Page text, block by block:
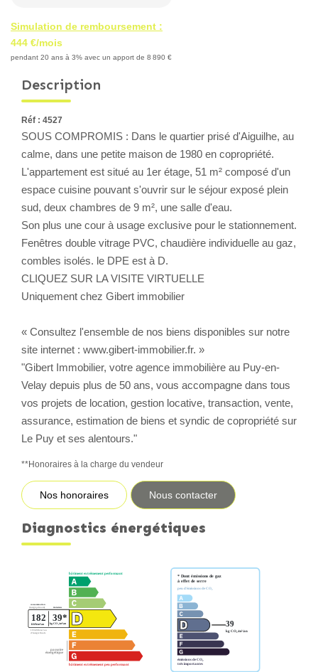
Newsletters
Nous Rejoindre
CONTACT
Simulation de remboursement :
444 €/mois
pendant 20 ans à 3% avec un apport de 8 890 €
Description
Réf : 4527
SOUS COMPROMIS : Dans le quartier prisé d'Aiguilhe, au
calme, dans une petite maison de 1980 en copropriété.
L'appartement est situé au 1er étage, 51 m² composé d'un
espace cuisine pouvant s'ouvrir sur le séjour exposé plein
sud, deux chambres de 9 m², une salle d'eau.
Son plus une cour à usage exclusive pour le stationnement.
Fenêtres double vitrage PVC, chaudière individuelle au gaz,
combles isolés. le DPE est à D.
CLIQUEZ SUR LA VISITE VIRTUELLE
Uniquement chez Gibert immobilier
« Consultez l'ensemble de nos biens disponibles sur notre
site internet : www.gibert-immobilier.fr. »
"Gibert Immobilier, votre agence immobilière au Puy-en-
Velay depuis plus de 50 ans, vous accompagne dans tous
vos projets de location, gestion locative, transaction, vente,
assurance, estimation de biens et syndic de copropriété sur
Le Puy et ses alentours."
**Honoraires à la charge du vendeur
Nos honoraires Nous contacter
Diagnostics énergétiques